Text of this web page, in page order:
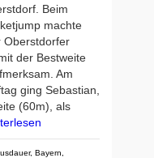
Beim
machte
Oberstdorfer
der Bestweite
Am
ging Sebastian,
(60m), als
, Bayern